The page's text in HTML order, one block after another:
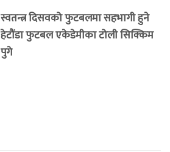
स्वतन्त्र दिसवको फुटबलमा सहभागी हुने
हेटौंडा फुटबल एकेडेमीका टोली सिक्किम
पुगे